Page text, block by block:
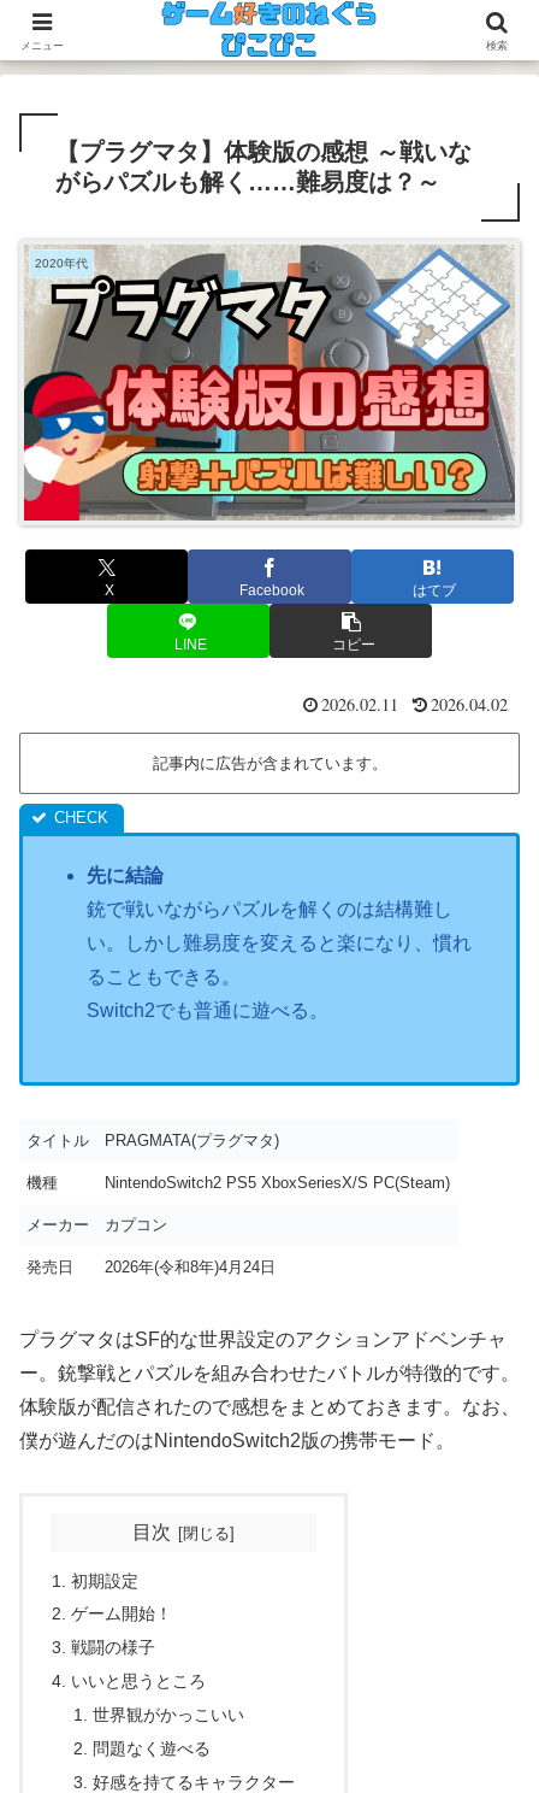
今のゲームも昔のゲームも面白い！
【プラグマタ】体験版の感想 ～戦いな
がらパズルも解く……難易度は？～
2020年代
X Facebook はてブ
LINE コピー
2026.02.11 2026.04.02
記事内に広告が含まれています。
先に結論
銃で戦いながらパズルを解くのは結構難し
い。しかし難易度を変えると楽になり、慣れ
ることもできる。
Switch2でも普通に遊べる。
タイトル PRAGMATA(プラグマタ)
機種 NintendoSwitch2 PS5 XboxSeriesX/S PC(Steam)
メーカー カプコン
発売日 2026年(令和8年)4月24日
プラグマタはSF的な世界設定のアクションアドベンチャ
ー。銃撃戦とパズルを組み合わせたバトルが特徴的です。
体験版が配信されたので感想をまとめておきます。なお、
僕が遊んだのはNintendoSwitch2版の携帯モード。
目次
初期設定
ゲーム開始！
戦闘の様子
いいと思うところ
世界観がかっこいい
問題なく遊べる
好感を持てるキャラクター
メニュー 検索